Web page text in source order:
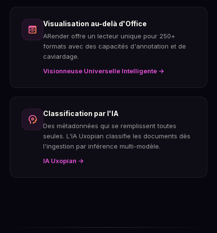
preview Visualisation au-delà d'Office
ARender offre un lecteur unique pour 250+
formats avec des capacités d'annotation et de
caviardage.
Visionneuse Universelle Intelligente →
psychology Classification par l'IA
Des métadonnées qui se remplissent toutes
seules. L'IA Uxopian classifie les documents dès
l'ingestion par inférence multi-modèle.
IA Uxopian →